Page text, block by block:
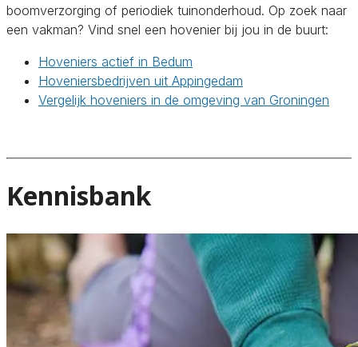
boomverzorging of periodiek tuinonderhoud. Op zoek naar
een vakman? Vind snel een hovenier bij jou in de buurt:
Hoveniers actief in Bedum
Hoveniersbedrijven uit Appingedam
Vergelijk hoveniers in de omgeving van Groningen
Kennisbank